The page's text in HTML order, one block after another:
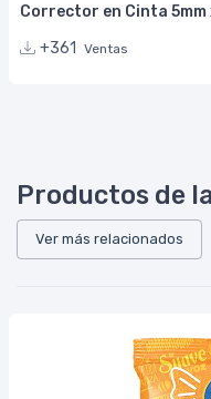
Corrector en Cinta
+361
Ventas
Productos de
Ver más relacionados